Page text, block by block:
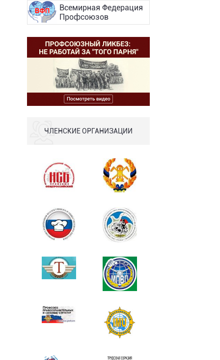
Всемирная Федерация
Профсоюзов
ЧЛЕНСКИЕ ОРГАНИЗАЦИИ